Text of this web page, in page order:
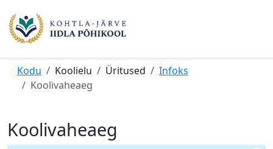
Kodu Koolielu Üritused
Infoks
Koolivaheaeg
Koolivaheaeg